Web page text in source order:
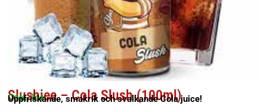
Slushiee – Cola Slush (100ml)
Cola, Ice
Uppfriskande, smakrik och svalkande Cola juice!